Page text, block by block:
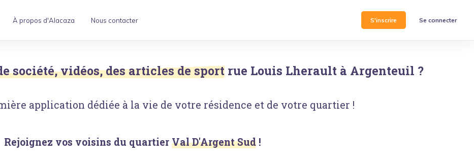
À propos d'Alacaza Nous contacter S'inscrire Se connecter
société, vidéos, des articles de sport rue Louis Lherault à Argenteuil ?
application dédiée à la vie de votre résidence et de votre quartier !
Rejoignez vos voisins du quartier Val D'Argent Sud !